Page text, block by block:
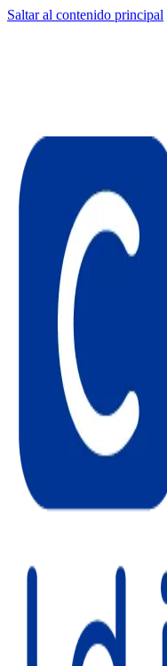
Saltar al contenido principal